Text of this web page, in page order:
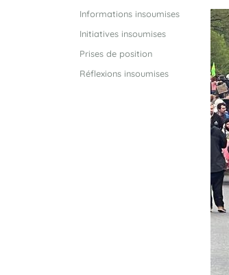
Informations insoumises
Initiatives insoumises
Prises de position
Réflexions insoumises